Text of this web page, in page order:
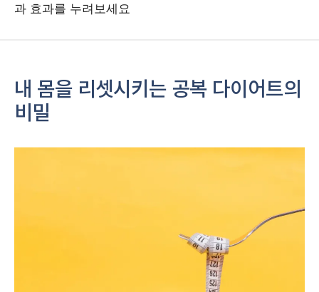
과 효과를 누려보세요
내 몸을 리셋시키는 공복 다이어트의
비밀